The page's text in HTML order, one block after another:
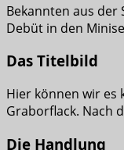
Bekannten aus der
Debüt in den
Das Titelbild
Hier können wir es
Graborflack. Nach
Die Handlung